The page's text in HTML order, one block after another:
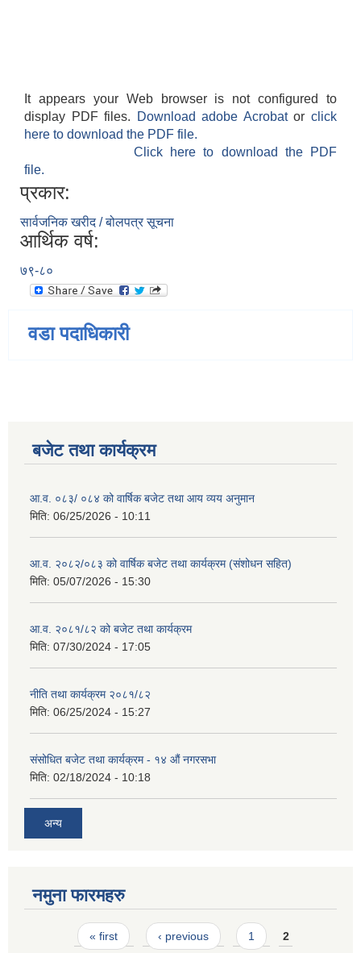
It appears your Web browser is not configured to
display PDF files.
Download adobe Acrobatorclick
here to download the PDF file.
Click here to download the PDF
file.
प्रकार:
सार्वजनिक खरीद / बोलपत्र सूचना
आर्थिक वर्ष:
७९-८०
वडा पदाधिकारी
बजेट तथा कार्यक्रम
आ.व. ०८३/ ०८४ को वार्षिक बजेट तथा आय व्यय अनुमान
मिति: 06/25/2026 - 10:11
आ.व. २०८२/०८३ को वार्षिक बजेट तथा कार्यक्रम (संशोधन सहित)
मिति: 05/07/2026 - 15:30
आ.व. २०८१/८२ को बजेट तथा कार्यक्रम
मिति: 07/30/2024 - 17:05
नीति तथा कार्यक्रम २०८१/८२
मिति: 06/25/2024 - 15:27
संसोधित बजेट तथा कार्यक्रम - १४ औं नगरसभा
मिति: 02/18/2024 - 10:18
अन्य
नमुना फारमहरु
Pages« first ‹ previous 1 2